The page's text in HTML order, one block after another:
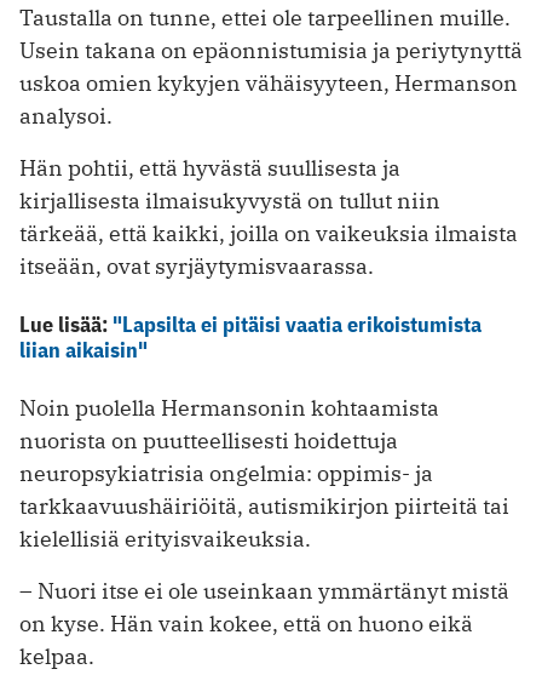
Taustalla on tunne, ettei ole tarpeellinen muille.
Usein takana on epäonnistumisia ja periytynyttä
uskoa ­omien kykyjen vähäisyyteen, Hermanson
analysoi.
Hän pohtii, että hyvästä suullisesta ja
kirjallisesta ilmaisukyvystä on tullut niin
tärkeää, että kaikki, joilla on vai­keuksia ilmaista
itseään, ovat syrjäytymisvaarassa.
Lue lisää: "Lapsilta ei pitäisi vaatia erikoistumista
liian aikaisin"
Noin puolella Hermansonin kohtaamista
nuorista on puutteellisesti hoidettuja
neuropsykiatrisia ongelmia: oppimis- ja
tarkkaavuushäiriöitä, autismi­kirjon piirteitä tai
kielellisiä erityisvai­keuksia.
– Nuori itse ei ole useinkaan ymmärtänyt mistä
on kyse. Hän vain kokee, ­että on huono eikä
kelpaa.